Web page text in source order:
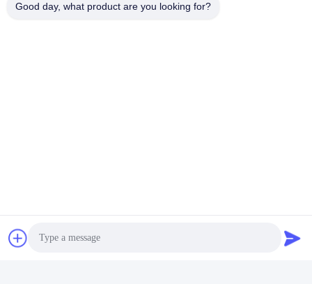
Paper And Packaging Material Testing Instruments
Good day, what product are you looking for?